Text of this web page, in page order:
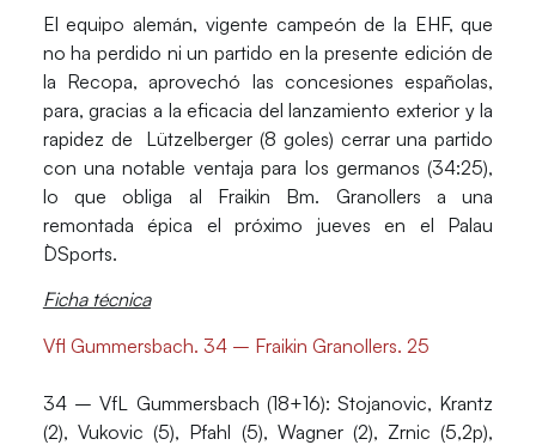
El equipo alemán, vigente campeón de la EHF, que
no ha perdido ni un partido en la presente edición de
la Recopa, aprovechó las concesiones españolas,
para, gracias a la eficacia del lanzamiento exterior y la
rapidez de Lützelberger (8 goles) cerrar una partido
con una notable ventaja para los germanos (34:25),
lo que obliga al Fraikin Bm. Granollers a una
remontada épica el próximo jueves en el Palau
D`Sports.
Ficha técnica
Vfl Gummersbach. 34 – Fraikin Granollers. 25
34 – VfL Gummersbach (18+16): Stojanovic, Krantz
(2), Vukovic (5), Pfahl (5), Wagner (2), Zrnic (5,2p),